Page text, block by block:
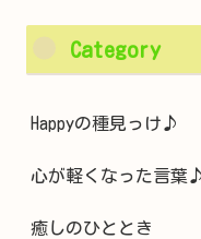
Category
Happyの種見っけ♪
心が軽くなった言葉♪
癒しのひととき